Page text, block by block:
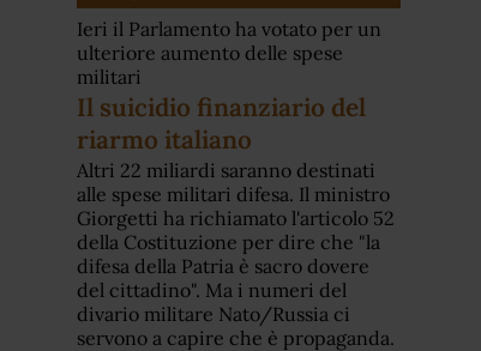
Ieri il Parlamento ha votato per un
ulteriore aumento delle spese
militari
Il suicidio finanziario del
riarmo italiano
Altri 22 miliardi saranno destinati
alle spese militari difesa. Il ministro
Giorgetti ha richiamato l'articolo 52
della Costituzione per dire che "la
difesa della Patria è sacro dovere
del cittadino". Ma i numeri del
divario militare Nato/Russia ci
servono a capire che è propaganda.